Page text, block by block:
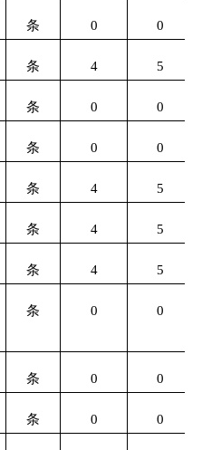
条 0 0
条 4 5
条 0 0
条 0 0
条 4 5
条 4 5
条 4 5
条 0 0
条 0 0
条 0 0